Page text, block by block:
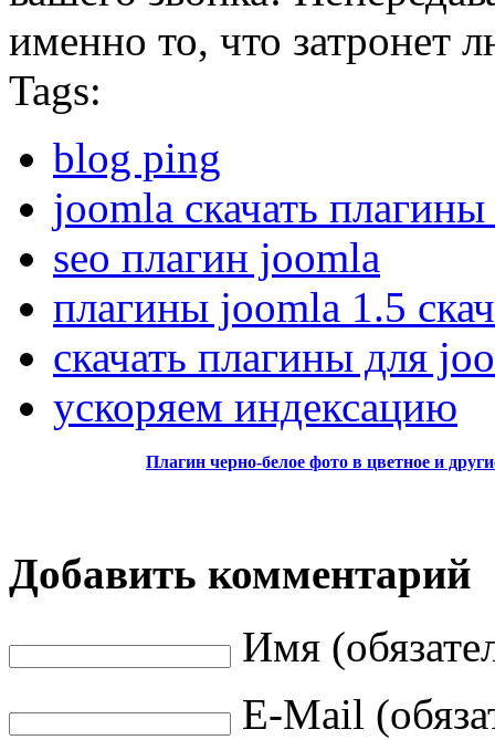
именно то, что затронет
Tags:
blog ping
joomla скачать
seo плагин joomla
плагины joomla 1.5
скачать плагины для
ускоряем индексацию
Плагин черно-белое фото в цветное и
Добавить комментарий
Имя
E-Mail